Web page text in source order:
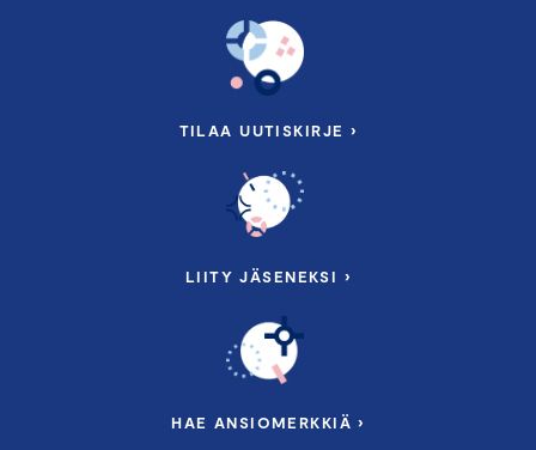
TILAA UUTISKIRJE ›
LIITY JÄSENEKSI ›
HAE ANSIOMERKKIÄ ›